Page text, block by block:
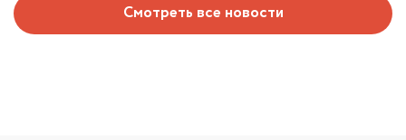
Смотреть все новости